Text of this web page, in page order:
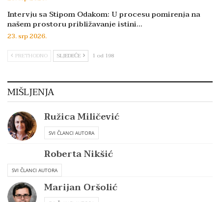
Intervju sa Stipom Odakom: U procesu pomirenja na
našem prostoru približavanje istini…
23. srp 2026.
PRETHODNO SLJEDEĆE 1 od 198
MIŠLJENJA
Ružica Miličević
SVI ČLANCI AUTORA
Roberta Nikšić
SVI ČLANCI AUTORA
Marijan Oršolić